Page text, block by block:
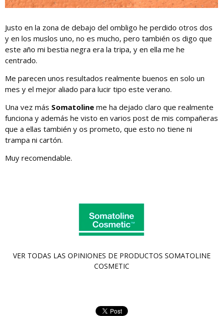
Justo en la zona de debajo del ombligo he perdido otros dos
y en los muslos uno, no es mucho, pero también os digo que
este año mi bestia negra era la tripa, y en ella me he
centrado.
Me parecen unos resultados realmente buenos en solo un
mes y el mejor aliado para lucir tipo este verano.
Una vez más Somatoline me ha dejado claro que realmente
funciona y además he visto en varios post de mis compañeras
que a ellas también y os prometo, que esto no tiene ni
trampa ni cartón.
Muy recomendable.
VER TODAS LAS OPINIONES DE PRODUCTOS SOMATOLINE
COSMETIC